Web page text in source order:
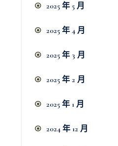
2025 年 5 月
2025 年 4 月
2025 年 3 月
2025 年 2 月
2025 年 1 月
2024 年 12 月